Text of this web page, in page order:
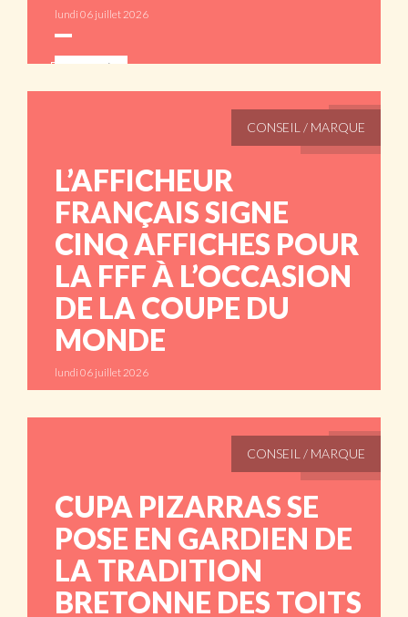
lundi 06 juillet 2026
ABONNÉS
CONSEIL / MARQUE
L’AFFICHEUR
FRANÇAIS SIGNE
CINQ AFFICHES POUR
LA FFF À L’OCCASION
DE LA COUPE DU
MONDE
lundi 06 juillet 2026
CONSEIL / MARQUE
CUPA PIZARRAS SE
POSE EN GARDIEN DE
LA TRADITION
BRETONNE DES TOITS